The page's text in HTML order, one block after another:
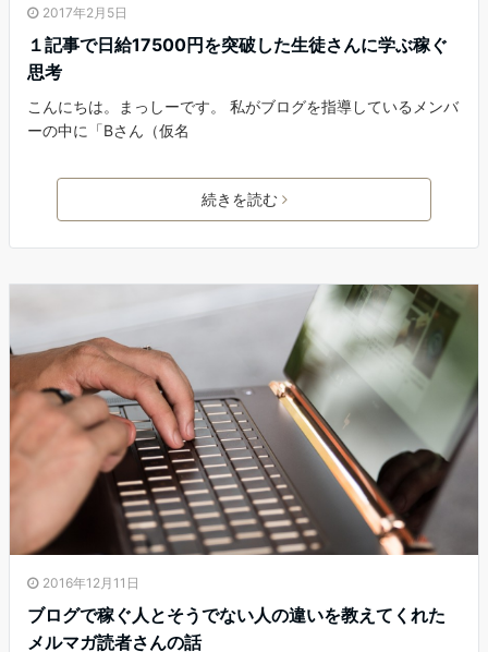
2017年2月5日
１記事で日給17500円を突破した生徒さんに学ぶ稼ぐ
思考
こんにちは。まっしーです。 私がブログを指導しているメンバ
ーの中に「Bさん（仮名
続きを読む
2016年12月11日
ブログで稼ぐ人とそうでない人の違いを教えてくれた
メルマガ読者さんの話